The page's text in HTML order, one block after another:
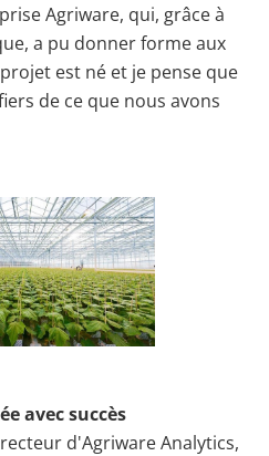
Agriware, qui, grâce à
a pu donner forme aux
est né et je pense que
de ce que nous avons
avec succès
d'Agriware Analytics,